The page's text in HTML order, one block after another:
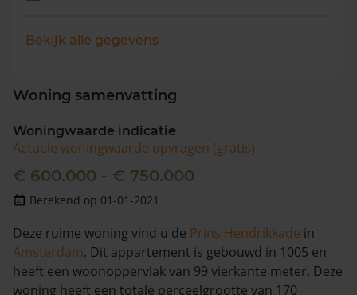
Bekijk alle gegevens
Woning samenvatting
Woningwaarde indicatie
Actuele woningwaarde opvragen (gratis)
€ 600.000 - € 750.000
Berekend op 01-01-2021
Deze ruime woning vind u de Prins Hendrikkade in
Amsterdam. Dit appartement is gebouwd in 1005 en
heeft een woonoppervlak van 99 vierkante meter. Deze
woning heeft een totale perceelgrootte van 170